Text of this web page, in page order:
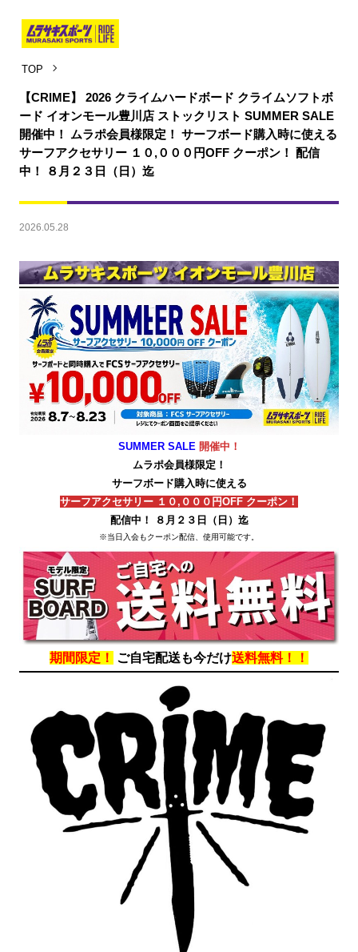
TOP
2026.05.28
【CRIME】 2026 クライムハードボード クライムソフトボ
ード イオンモール豊川店 ストックリスト SUMMER SALE
開催中！ ムラポ会員様限定！ サーフボード購入時に使える
サーフアクセサリー １０,０００円OFF クーポン！ 配信
中！ ８月２３日（日）迄
SUMMER SALE 開催中！
ムラポ会員様限定！
サーフボード購入時に使える
サーフアクセサリー １０,０００円OFF クーポン！
配信中！ ８月２３日（日）迄
※当日入会もクーポン配信、使用可能です。
期間限定！ ご自宅配送も今だけ送料無料！！